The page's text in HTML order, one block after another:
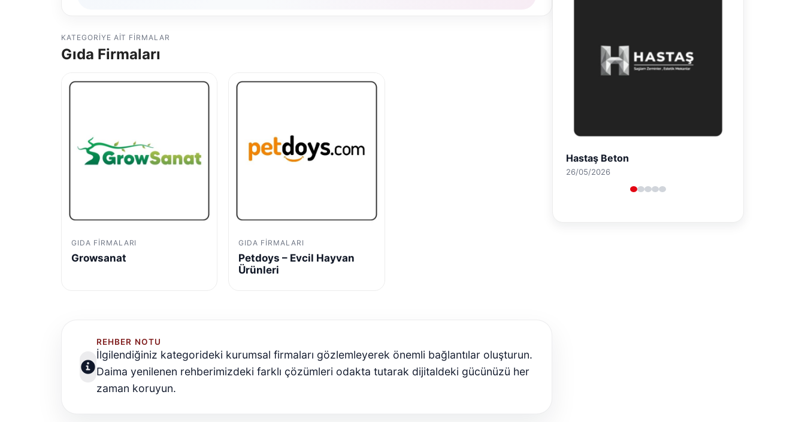
KATEGORIYE AIT FIRMALAR
Gıda Firmaları
GIDA FIRMALARI
Growsanat
GIDA FIRMALARI
Petdoys – Evcil Hayvan
Ürünleri
REHBER NOTU
İlgilendiğiniz kategorideki kurumsal firmaları gözlemleyerek önemli bağlantılar oluşturun.
Daima yenilenen rehberimizdeki farklı çözümleri odakta tutarak dijitaldeki gücünüzü her
zaman koruyun.
Enes Kaplan Avukatlık Bürosu
28/04/2026